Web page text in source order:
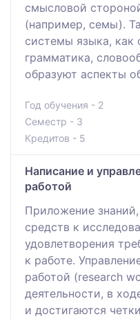
смысловой
(например, семы).
системы языка, как
грамматика,
образуют аспекты
Год обучения - 2
Семестр - 3
Кредитов - 5
Написание и
работой
Приложение
средств к
удовлетворения
к работе.
работой (research
деятельности, в
и достигаются